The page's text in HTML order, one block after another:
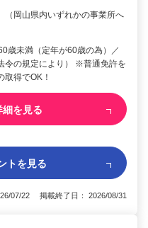
岡山県内いずれかの事業所へ
歳未満（定年が60歳の為）／
令の規定により） ※普通免許を
取得でOK！
細を見る
トを見る
07/22 掲載終了日： 2026/08/31